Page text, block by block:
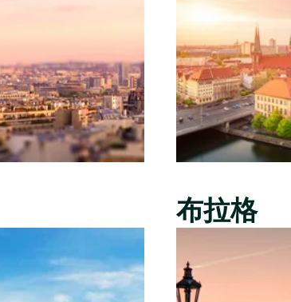
布拉格